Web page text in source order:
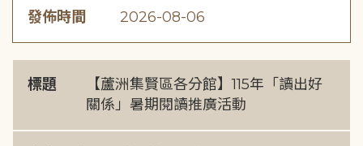
發佈時間 2026-08-06
標題
【蘆洲集賢區各分館】115年「讀出好
關係」暑期閱讀推廣活動